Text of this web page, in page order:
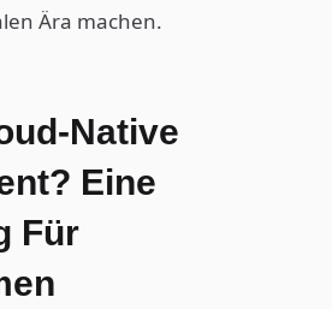
Ära machen.
Native
Eine
Für